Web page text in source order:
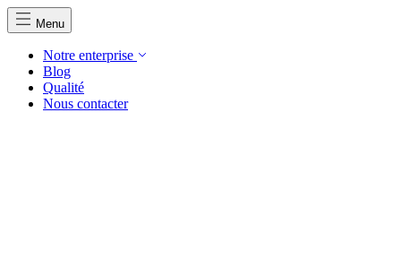
Menu
Notre enterprise
Blog
Qualité
Nous contacter